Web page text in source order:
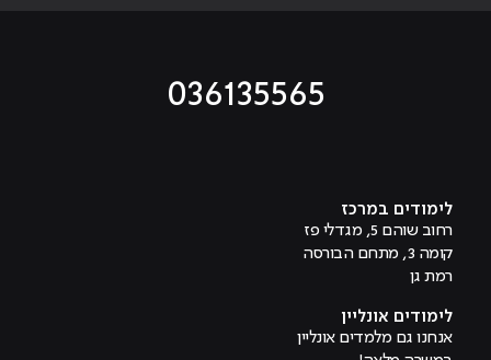
036135565
לימודים במרכז
רחוב שוהם 5, מגדלי פז
קומה 3, מתחם הבורסה
רמת גן
לימודים אונליין
אנחנו גם מלמדים אונליין